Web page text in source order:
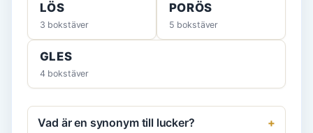
LÖS
3 bokstäver
PORÖS
5 bokstäver
GLES
4 bokstäver
Vad är en synonym till lucker?